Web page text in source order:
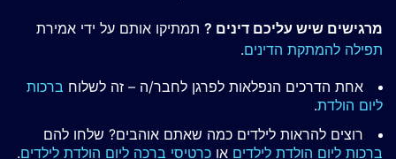
מרגישים שיש עליכם דינים ? תמתיקו אותם על ידי אמירת
תפילה להמתקת הדינים.
אחת הדרכים הנפלאות לפרגן לחבר/ה – זה לשלוח ברכות
ליום הולדת.
רוצים להראות לילדים כמה שאתם אוהבים? שלחו להם
ברכות ליום הולדת לילדים או כרטיסי ברכה ליום הולדת לילדים.